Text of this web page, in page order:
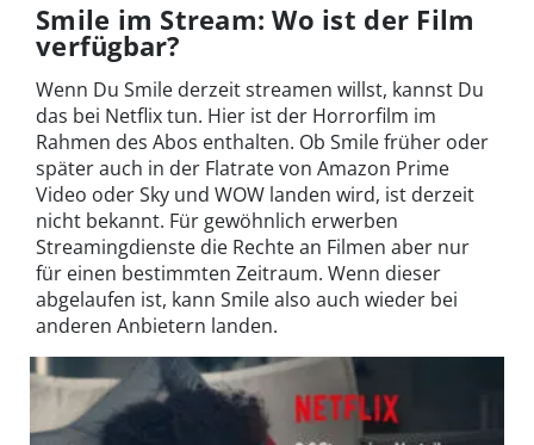
Smile im Stream: Wo ist der Film
verfügbar?
Wenn Du Smile derzeit streamen willst, kannst Du
das bei Netflix tun. Hier ist der Horrorfilm im
Rahmen des Abos enthalten. Ob Smile früher oder
später auch in der Flatrate von Amazon Prime
Video oder Sky und WOW landen wird, ist derzeit
nicht bekannt. Für gewöhnlich erwerben
Streamingdienste die Rechte an Filmen aber nur
für einen bestimmten Zeitraum. Wenn dieser
abgelaufen ist, kann Smile also auch wieder bei
anderen Anbietern landen.